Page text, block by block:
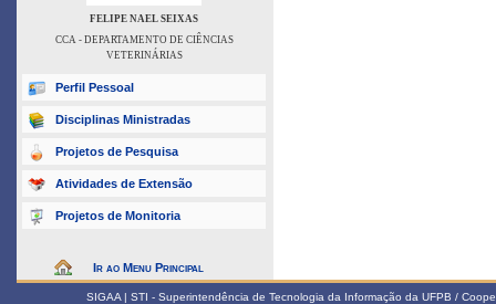
FELIPE NAEL SEIXAS
CCA - DEPARTAMENTO DE CIÊNCIAS
VETERINÁRIAS
Perfil Pessoal
Disciplinas Ministradas
Projetos de Pesquisa
Atividades de Extensão
Projetos de Monitoria
Ir ao Menu Principal
SIGAA | STI - Superintendência de Tecnologia da Informação da UFPB /